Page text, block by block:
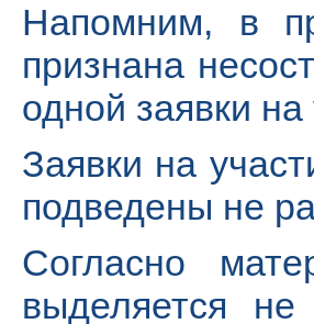
Напомним, в
признана
одной заявки на
Заявки на
подведены не
Согласно
выделяется